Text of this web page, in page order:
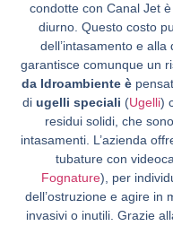
condotte con Canal Jet
diurno. Questo costo
dell’intasamento e
garantisce comunque un
da Idroambiente è
di ugelli speciali (Ugelli)
residui solidi, che
intasamenti. L’azienda
tubature con
Fognature), per
dell’ostruzione e agire in
invasivi o inutili. Grazie